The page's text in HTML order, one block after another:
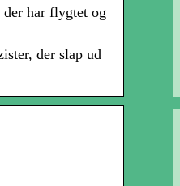
har flygtet og
der slap ud